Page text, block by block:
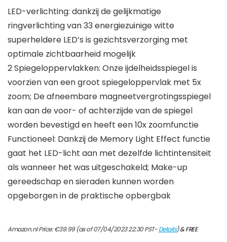
LED-verlichting: dankzij de gelijkmatige
ringverlichting van 33 energiezuinige witte
superheldere LED’s is gezichtsverzorging met
optimale zichtbaarheid mogelijk
2 Spiegeloppervlakken: Onze ijdelheidsspiegel is
voorzien van een groot spiegeloppervlak met 5x
zoom; De afneembare magneetvergrotingsspiegel
kan aan de voor- of achterzijde van de spiegel
worden bevestigd en heeft een 10x zoomfunctie
Functioneel: Dankzij de Memory Light Effect functie
gaat het LED-licht aan met dezelfde lichtintensiteit
als wanneer het was uitgeschakeld; Make-up
gereedschap en sieraden kunnen worden
opgeborgen in de praktische opbergbak
Amazon.nl Price:€39.99(as of 07/04/2023 22:30 PST-Details)&FREE